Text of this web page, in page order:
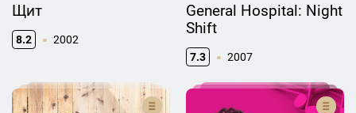
Щит
8.2 2002
General Hospital: Night
Shift
7.3 2007